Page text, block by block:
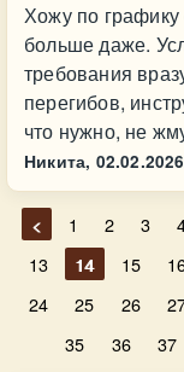
Хожу по графику
больше даже.
требования
перегибов,
что нужно, не
Никита, 02.02.2026
< 1 2 3
13
14 15
24
25 26
35
36 37